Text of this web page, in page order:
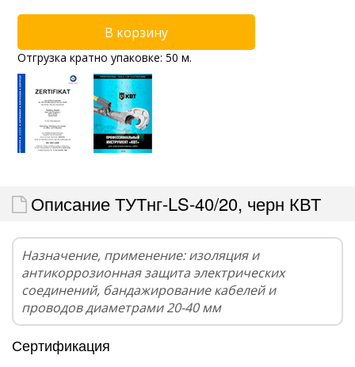
Отгрузка кратно упаковке: 50 м.
Описание ТУТнг-LS-40/20, черн КВТ
Назначение, применение: изоляция и
антикоррозионная защита электрических
соединений, бандажирование кабелей и
проводов диаметрами 20-40 мм
Сертификация